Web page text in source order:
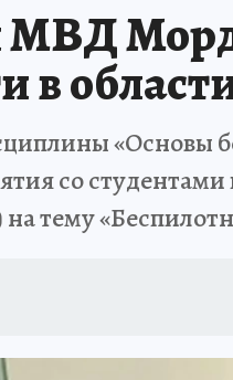
в
«Основы
со
тему